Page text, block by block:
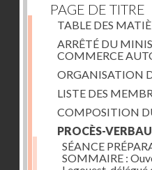
PAGE DE TITRE
TABLE DES
ARRÊTÉ DU
COMMERCE
ORGANISATION
LISTE DES
COMPOSITION
PROCÈS-
SÉANCE
SOMMAIRE :